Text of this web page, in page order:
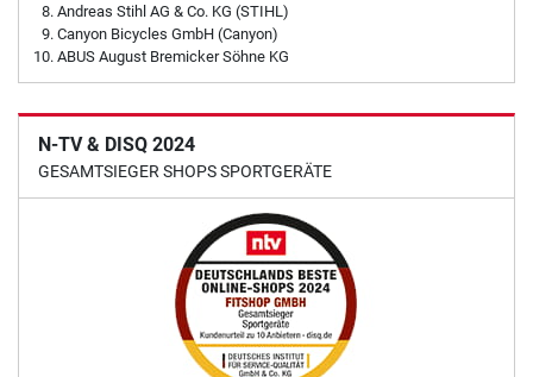
Andreas Stihl AG & Co. KG (STIHL)
Canyon Bicycles GmbH (Canyon)
ABUS August Bremicker Söhne KG
N-TV & DISQ 2024
GESAMTSIEGER SHOPS SPORTGERÄTE